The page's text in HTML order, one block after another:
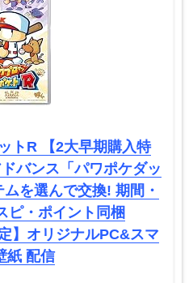
トR 【2大早期購入特
バンス「パワポケダッ
を選んで交換! 期間・
ピ・ポイント同梱
】オリジナルPC&スマ
紙 配信